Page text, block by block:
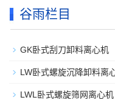
谷雨栏目
GK卧式刮刀卸料离心机
LW卧式螺旋沉降卸料离
LWL卧式螺旋筛网离心机